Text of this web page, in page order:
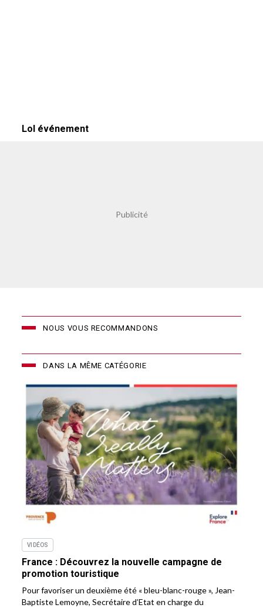
Lol événement
NOUS VOUS RECOMMANDONS
DANS LA MÊME CATÉGORIE
VIDÉOS
France : Découvrez la nouvelle campagne de
promotion touristique
Pour favoriser un deuxième été « bleu-blanc-rouge », Jean-
Baptiste Lemoyne, Secrétaire d’Etat en charge du